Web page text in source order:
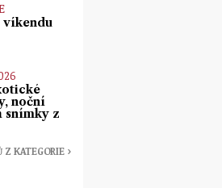
víkendu
noční
snímky z
Z KATEGORIE ›